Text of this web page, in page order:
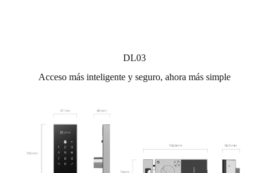
DL03
Acceso más inteligente y seguro, ahora más simple